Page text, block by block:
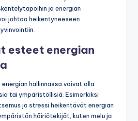
ja energian
johtaa heikentyneeseen
esteet energian
hallinnassa voivat olla
tai ympäristöllisiä. Esimerkiksi
ja stressi heikentävät energian
häiriötekijät, kuten melu ja